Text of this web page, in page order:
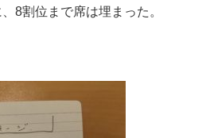
8割位まで席は埋まった。